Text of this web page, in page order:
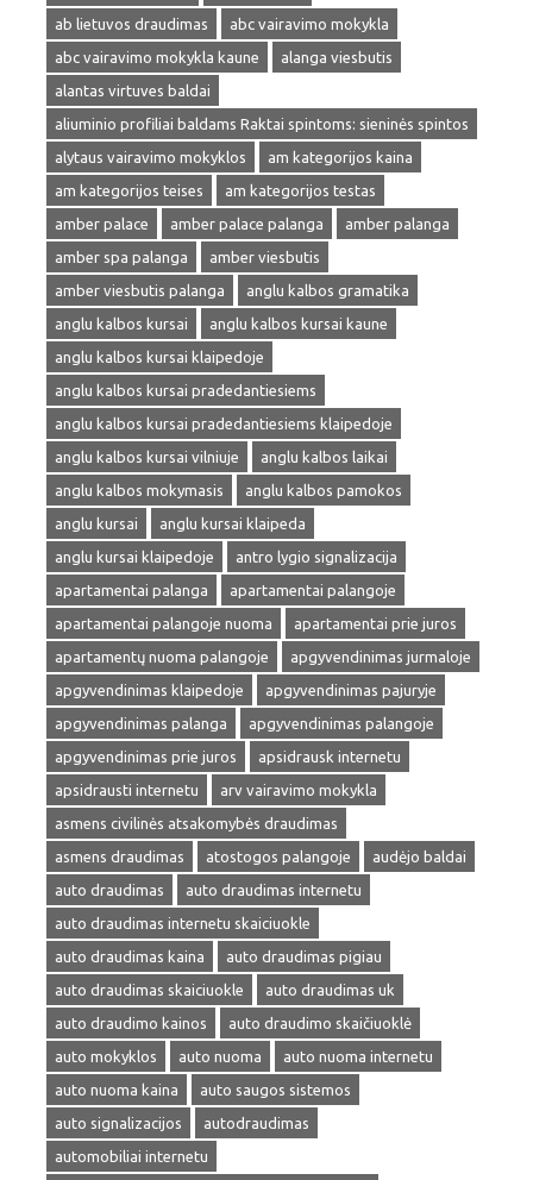
ab lietuvos draudimas
abc vairavimo mokykla
abc vairavimo mokykla kaune
alanga viesbutis
alantas virtuves baldai
aliuminio profiliai baldams Raktai spintoms: sieninės spintos
alytaus vairavimo mokyklos
am kategorijos kaina
am kategorijos teises
am kategorijos testas
amber palace
amber palace palanga
amber palanga
amber spa palanga
amber viesbutis
amber viesbutis palanga
anglu kalbos gramatika
anglu kalbos kursai
anglu kalbos kursai kaune
anglu kalbos kursai klaipedoje
anglu kalbos kursai pradedantiesiems
anglu kalbos kursai pradedantiesiems klaipedoje
anglu kalbos kursai vilniuje
anglu kalbos laikai
anglu kalbos mokymasis
anglu kalbos pamokos
anglu kursai
anglu kursai klaipeda
anglu kursai klaipedoje
antro lygio signalizacija
apartamentai palanga
apartamentai palangoje
apartamentai palangoje nuoma
apartamentai prie juros
apartamentų nuoma palangoje
apgyvendinimas jurmaloje
apgyvendinimas klaipedoje
apgyvendinimas pajuryje
apgyvendinimas palanga
apgyvendinimas palangoje
apgyvendinimas prie juros
apsidrausk internetu
apsidrausti internetu
arv vairavimo mokykla
asmens civilinės atsakomybės draudimas
asmens draudimas
atostogos palangoje
audėjo baldai
auto draudimas
auto draudimas internetu
auto draudimas internetu skaiciuokle
auto draudimas kaina
auto draudimas pigiau
auto draudimas skaiciuokle
auto draudimas uk
auto draudimo kainos
auto draudimo skaičiuoklė
auto mokyklos
auto nuoma
auto nuoma internetu
auto nuoma kaina
auto saugos sistemos
auto signalizacijos
autodraudimas
automobiliai internetu